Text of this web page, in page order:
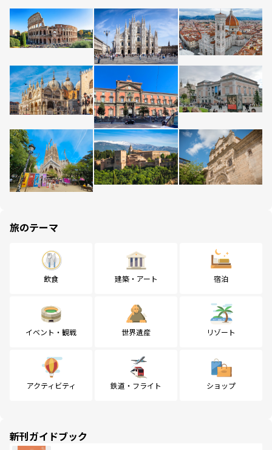
旅のテーマ
飲食 建築・アート 宿泊
イベント・観戦 世界遺産 リゾート
アクティビティ 鉄道・フライト ショップ
新刊ガイドブック